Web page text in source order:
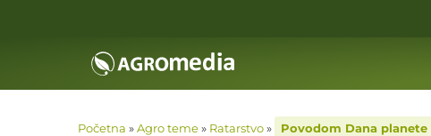
Početna »Agro teme» Ratarstvo» Povodom Dana planete